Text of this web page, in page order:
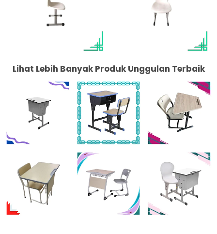
Lihat Lebih Banyak Produk Unggulan Terbaik